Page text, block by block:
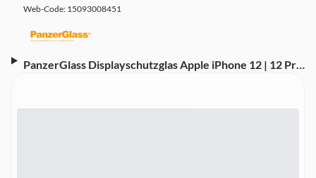
Web-Code: 15093008451
PanzerGlass Displayschutzglas Apple iPhone 12 | 12 Pro